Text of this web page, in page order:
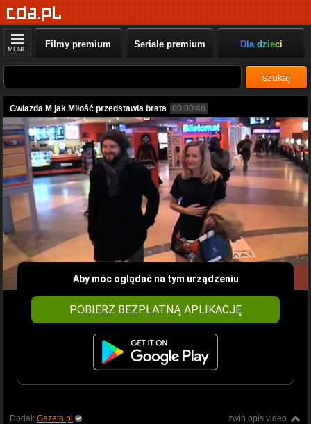
MENU Filmy premium Seriale premium Dla dzieci
szukaj
Gwiazda M jak Miłość przedstawia brata 00:00:46
Aby móc oglądać na tym urządzeniu
POBIERZ BEZPŁATNĄ APLIKACJĘ
zwiń opis video
Dodał: Gazeta.pl